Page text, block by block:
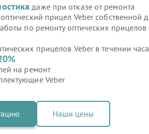
даже при отказе от ремонта
прицел Veber собственной
по ремонту оптических
прицелов Veber в течении часа
на ремонт
Veber
Наши цены